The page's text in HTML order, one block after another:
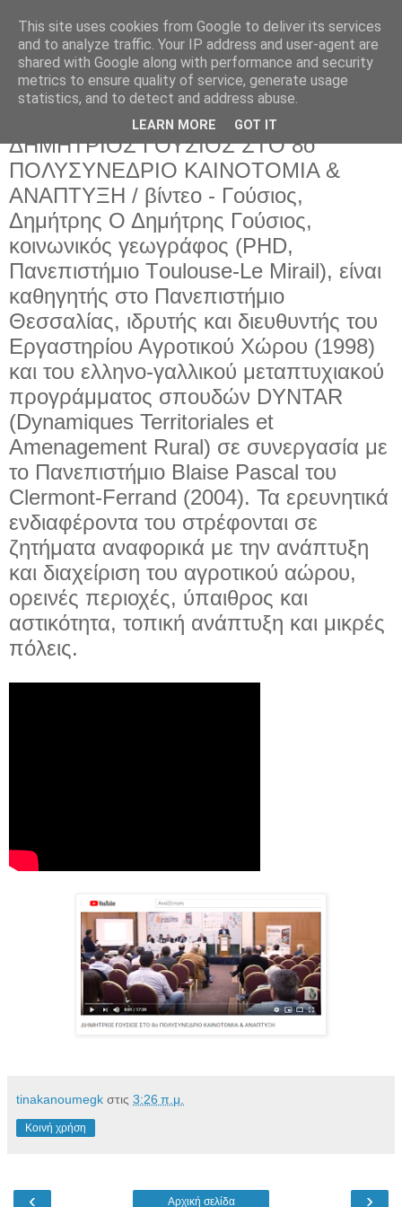
Τρίτη 18 Δεκεμβρίου 2018
ΔΗΜΗΤΡΙΟΣ ΓΟΥΣΙΟΣ ΣΤΟ 8ο
ΠΟΛΥΣΥΝΕΔΡΙΟ ΚΑΙΝΟΤΟΜΙΑ &
ΑΝΑΠΤΥΞΗ / βίντεο - Γούσιος,
Δημήτρης Ο Δημήτρης Γούσιος,
κοινωνικός γεωγράφος (ΡΗD,
Πανεπιστήμιο Τoulouse-Le Mirail), είναι
καθηγητής στο Πανεπιστήμιο
Θεσσαλίας, ιδρυτής και διευθυντής του
Εργαστηρίου Αγροτικού Χώρου (1998)
και του ελληνο-γαλλικού μεταπτυχιακού
προγράμματος σπουδών DYNTAR
(Dynamiques Territoriales et
Amenagement Rural) σε συνεργασία με
το Πανεπιστήμιο Blaise Pascal του
Clermont-Ferrand (2004). Τα ερευνητικά
ενδιαφέροντα του στρέφονται σε
ζητήματα αναφορικά με την ανάπτυξη
και διαχείριση του αγροτικού αώρου,
ορεινές περιοχές, ύπαιθρος και
αστικότητα, τοπική ανάπτυξη και μικρές
πόλεις.
tinakanoumegk στις 3:26 π.μ.
Κοινή χρήση
‹ ›
Αρχική σελίδα
This site uses cookies from Google to deliver its services
and to analyze traffic. Your IP address and user-agent are
shared with Google along with performance and security
metrics to ensure quality of service, generate usage
statistics, and to detect and address abuse.
LEARN MORE GOT IT